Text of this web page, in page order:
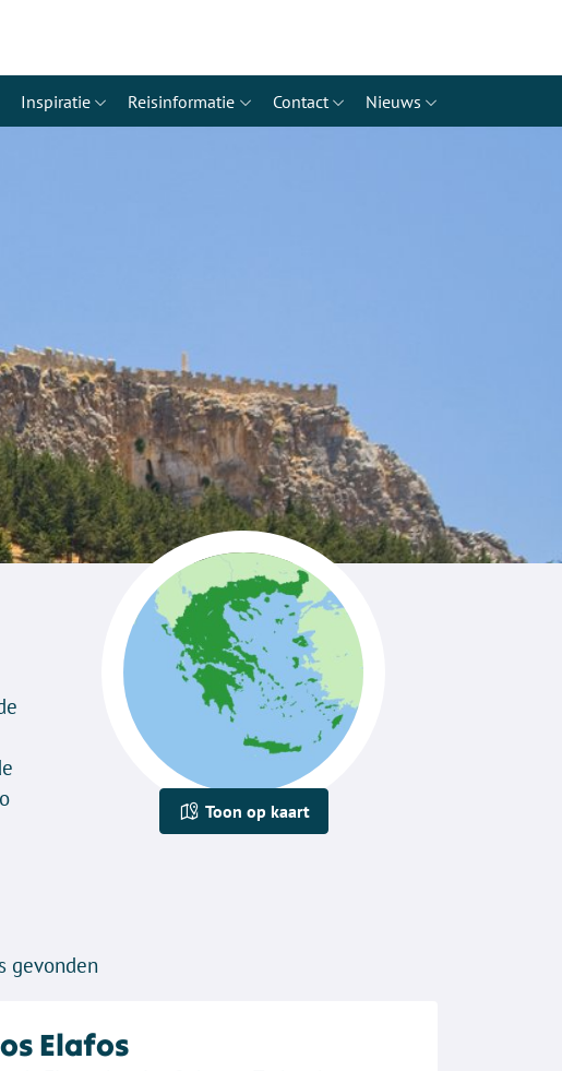
Inspiratie Reisinformatie Contact Nieuws
Toon op kaart
gevonden
Elafos